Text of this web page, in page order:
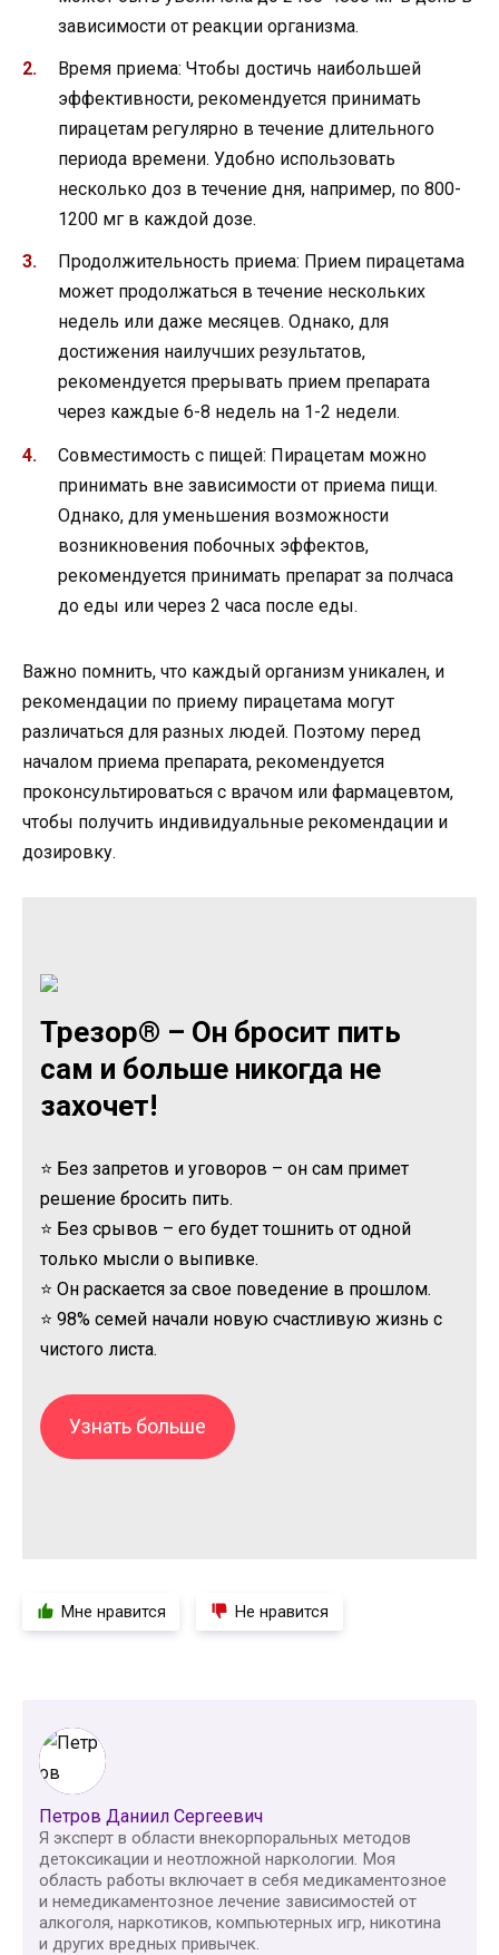
зависимости от реакции организма.
Время приема: Чтобы достичь наибольшей
эффективности, рекомендуется принимать
пирацетам регулярно в течение длительного
периода времени. Удобно использовать
несколько доз в течение дня, например, по 800-
1200 мг в каждой дозе.
Продолжительность приема: Прием пирацетама
может продолжаться в течение нескольких
недель или даже месяцев. Однако, для
достижения наилучших результатов,
рекомендуется прерывать прием препарата
через каждые 6-8 недель на 1-2 недели.
Совместимость с пищей: Пирацетам можно
принимать вне зависимости от приема пищи.
Однако, для уменьшения возможности
возникновения побочных эффектов,
рекомендуется принимать препарат за полчаса
до еды или через 2 часа после еды.
Важно помнить, что каждый организм уникален, и
рекомендации по приему пирацетама могут
различаться для разных людей. Поэтому перед
началом приема препарата, рекомендуется
проконсультироваться с врачом или фармацевтом,
чтобы получить индивидуальные рекомендации и
дозировку.
Трезор® – Он бросит пить
сам и больше никогда не
захочет!
⭐ Без запретов и уговоров – он сам примет
решение бросить пить.
⭐ Без срывов – его будет тошнить от одной
только мысли о выпивке.
⭐ Он раскается за свое поведение в прошлом.
⭐ 98% семей начали новую счастливую жизнь с
чистого листа.
Узнать больше
Мне нравится Не нравится
Петров Даниил Сергеевич
Я эксперт в области внекорпоральных методов
детоксикации и неотложной наркологии. Моя
область работы включает в себя медикаментозное
и немедикаментозное лечение зависимостей от
алкоголя, наркотиков, компьютерных игр, никотина
и других вредных привычек.